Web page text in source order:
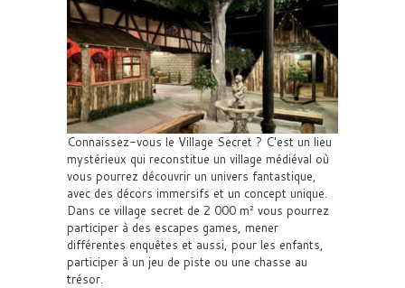
Connaissez-vous le Village Secret ? C'est un lieu
mystérieux qui reconstitue un village médiéval où
vous pourrez découvrir un univers fantastique,
avec des décors immersifs et un concept unique.
Dans ce village secret de 2 000 m² vous pourrez
participer à des escapes games, mener
différentes enquêtes et aussi, pour les enfants,
participer à un jeu de piste ou une chasse au
trésor.